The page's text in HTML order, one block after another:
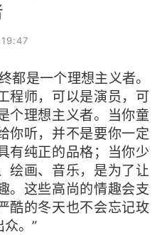
都是一个理想主义者。
程师，可以是演员，可
个理想主义者。当你童
你听，并不是要你一定
有纯正的品格；当你少
绘画、音乐，是为了让
。这些高尚的情趣会支
酷的冬天也不会忘记玫
。”